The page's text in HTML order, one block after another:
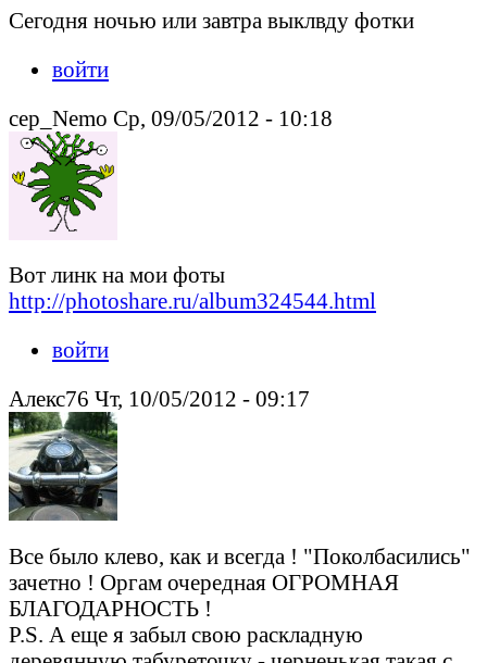
Сегодня ночью или завтра выклвду фотки
войти
cep_Nemo Ср, 09/05/2012 - 10:18
Вот линк на мои фоты
http://photoshare.ru/album324544.html
войти
Алекс76 Чт, 10/05/2012 - 09:17
Все было клево, как и всегда ! "Поколбасились"
зачетно ! Оргам очередная ОГРОМНАЯ
БЛАГОДАРНОСТЬ !
P.S. А еще я забыл свою раскладную